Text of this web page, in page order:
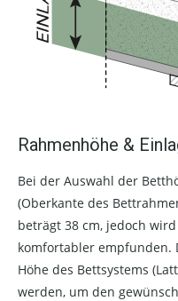
Rahmenhöhe &
Bei der Auswahl der
(Oberkante des
beträgt 38 cm, jedoch
komfortabler empfunden.
Höhe des Bettsystems
werden, um den